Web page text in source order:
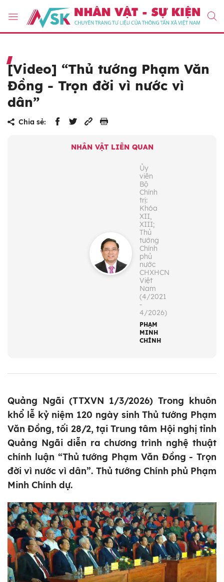
[Video] “Thủ tướng Phạm Văn
Đồng - Trọn đời vì nước vì
dân”
Chia sẻ:
NHÂN VẬT LIÊN QUAN
Ủy
viên
Bộ
Chính
trị:
Khóa
XII,
XIII;
Thủ
tướng
Chính
phủ
nước
CHXHCN
Việt
Nam
(4/2021
-
4/2026)
PHẠM
MINH
CHÍNH
Quảng Ngãi (TTXVN 1/3/2026) Trong khuôn
khổ lễ kỷ niệm 120 ngày sinh Thủ tướng Phạm
Văn Đồng, tối 28/2, tại Trung tâm Hội nghị tỉnh
Quảng Ngãi diễn ra chương trình nghệ thuật
chính luận “Thủ tướng Phạm Văn Đồng - Trọn
đời vì nước vì dân”. Thủ tướng Chính phủ Phạm
Minh Chính dự.